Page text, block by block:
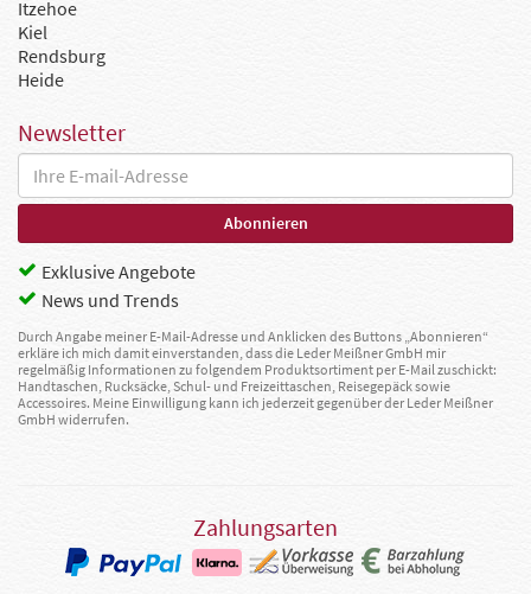
Itzehoe
Kiel
Rendsburg
Heide
Newsletter
Exklusive Angebote
News und Trends
Durch Angabe meiner E-Mail-Adresse und Anklicken des Buttons „Abonnieren“
erkläre ich mich damit einverstanden, dass die Leder Meißner GmbH mir
regelmäßig Informationen zu folgendem Produktsortiment per E-Mail zuschickt:
Handtaschen, Rucksäcke, Schul- und Freizeittaschen, Reisegepäck sowie
Accessoires. Meine Einwilligung kann ich jederzeit gegenüber der Leder Meißner
GmbH widerrufen.
Zahlungsarten